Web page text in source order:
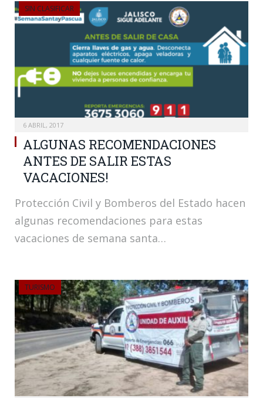
SIN CLASIFICAR
6 ABRIL, 2017
ALGUNAS RECOMENDACIONES
ANTES DE SALIR ESTAS
VACACIONES!
Protección Civil y Bomberos del Estado hacen
algunas recomendaciones para estas
vacaciones de semana santa…
TURISMO